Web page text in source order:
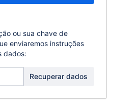
ou sua chave de
enviaremos instruções
dados:
Recuperar dados